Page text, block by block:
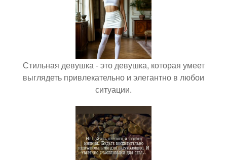
Стильная девушка - это девушка, которая умеет
выглядеть привлекательно и элегантно в любои
ситуации.